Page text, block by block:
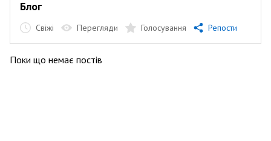
Блог
Свіжі Перегляди Голосування Репости
Поки що немає постів